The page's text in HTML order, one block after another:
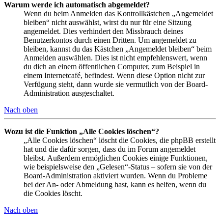
Warum werde ich automatisch abgemeldet?
Wenn du beim Anmelden das Kontrollkästchen „Angemeldet
bleiben“ nicht auswählst, wirst du nur für eine Sitzung
angemeldet. Dies verhindert den Missbrauch deines
Benutzerkontos durch einen Dritten. Um angemeldet zu
bleiben, kannst du das Kästchen „Angemeldet bleiben“ beim
Anmelden auswählen. Dies ist nicht empfehlenswert, wenn
du dich an einem öffentlichen Computer, zum Beispiel in
einem Internetcafé, befindest. Wenn diese Option nicht zur
Verfügung steht, dann wurde sie vermutlich von der Board-
Administration ausgeschaltet.
Nach oben
Wozu ist die Funktion „Alle Cookies löschen“?
„Alle Cookies löschen“ löscht die Cookies, die phpBB erstellt
hat und die dafür sorgen, dass du im Forum angemeldet
bleibst. Außerdem ermöglichen Cookies einige Funktionen,
wie beispielsweise den „Gelesen“-Status – sofern sie von der
Board-Administration aktiviert wurden. Wenn du Probleme
bei der An- oder Abmeldung hast, kann es helfen, wenn du
die Cookies löscht.
Nach oben